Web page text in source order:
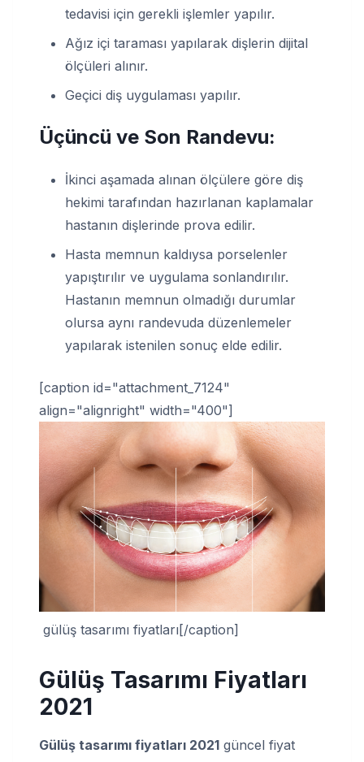
tedavisi için gerekli işlemler yapılır.
Ağız içi taraması yapılarak dişlerin dijital
ölçüleri alınır.
Geçici diş uygulaması yapılır.
Üçüncü ve Son Randevu:
İkinci aşamada alınan ölçülere göre diş
hekimi tarafından hazırlanan kaplamalar
hastanın dişlerinde prova edilir.
Hasta memnun kaldıysa porselenler
yapıştırılır ve uygulama sonlandırılır.
Hastanın memnun olmadığı durumlar
olursa aynı randevuda düzenlemeler
yapılarak istenilen sonuç elde edilir.
[caption id="attachment_7124"
align="alignright" width="400"]
gülüş tasarımı fiyatları[/caption]
Gülüş Tasarımı Fiyatları
2021
Gülüş tasarımı fiyatları 2021 güncel fiyat